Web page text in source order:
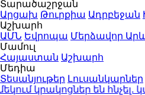
Տարածաշրջան
Արցախ Թուրքիա Ադրբեջան
Աշխարհ
ԱՄՆ Եվրոպա Մերձավոր
Մամուլ
Հայաստան Աշխարհ
Մեդիա
Տեսանյութեր Լուսանկարներ
կրակոցներ են հնչել․ կան